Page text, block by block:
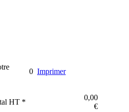
0 Imprimer
HT *
0,00
€